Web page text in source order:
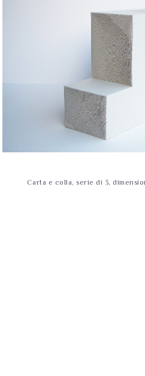
Carta e colla, serie di 3,